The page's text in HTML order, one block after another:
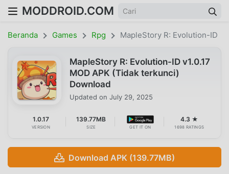
MODDROID.COM
Beranda Games Rpg MapleStory R: Evolution-ID
MapleStory R: Evolution-ID v1.0.17
MOD APK (Tidak terkunci)
Download
Updated on July 29, 2025
1.0.17
VERSION
139.77MB
SIZE GET IT ON
4.3 ★
1698 RATINGS
Download APK (139.77MB)